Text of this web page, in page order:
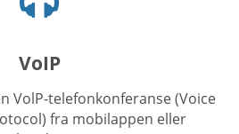
ikon
VoIP
VolP-telefonkonferanse (Voice
fra mobilappen eller